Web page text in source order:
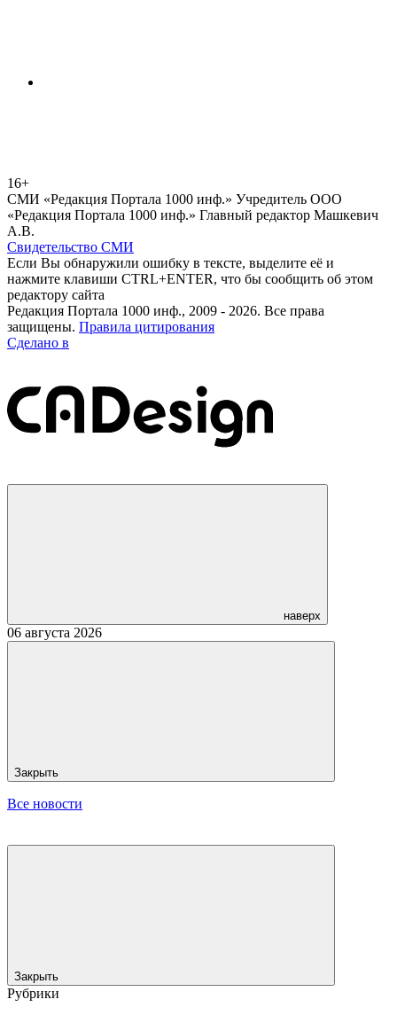
16+
СМИ «Редакция Портала 1000 инф.» Учредитель ООО
«Редакция Портала 1000 инф.» Главный редактор Машкевич
А.В.
Свидетельство СМИ
Если Вы обнаружили ошибку в тексте, выделите её и
нажмите клавиши CTRL+ENTER, что бы сообщить об этом
редактору сайта
Редакция Портала 1000 инф., 2009 - 2026. Все права
защищены. Правила цитирования
Сделано в
наверх
06 августа 2026
Закрыть
Все новости
Закрыть
Рубрики